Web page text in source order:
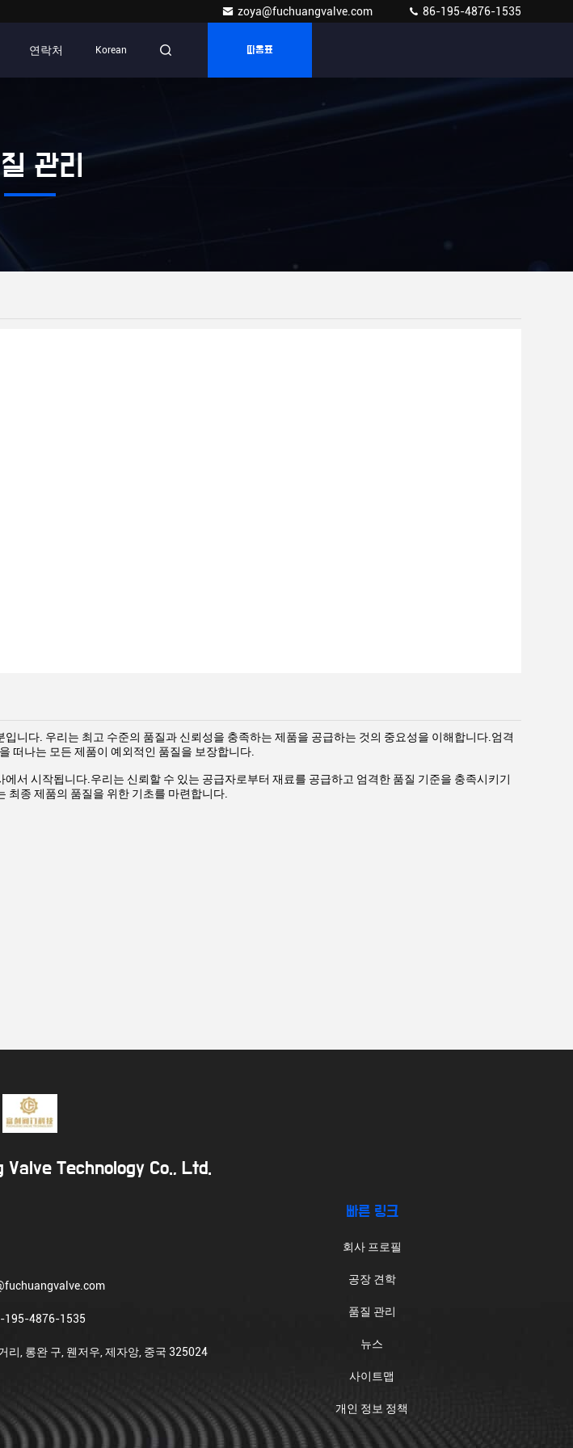
zoya@fuchuangvalve.com 86-195-4876-1535
연락처 Korean 따옴표
관리
니다. 우리는 최고 수준의 품질과 신뢰성을 충족하는 제품을 공급하는 것의 중요성을 이해합니다.엄격
떠나는 모든 제품이 예외적인 품질을 보장합니다.
서 시작됩니다.우리는 신뢰할 수 있는 공급자로부터 재료를 공급하고 엄격한 품질 기준을 충족시키기
최종 제품의 품질을 위한 기초를 마련합니다.
Technology Co., Ltd.
195-4876-1535
리, 롱완 구, 웬저우, 제자앙, 중국 325024
빠른 링크
회사 프로필
공장 견학
품질 관리
뉴스
사이트맵
개인 정보 정책